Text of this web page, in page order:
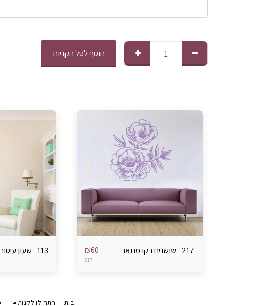
הוסף לסל הקניות
217 - שושנים בקו מתאר ₪60
217
113 - שעון עיטור עומד
בית התחילו לקנות